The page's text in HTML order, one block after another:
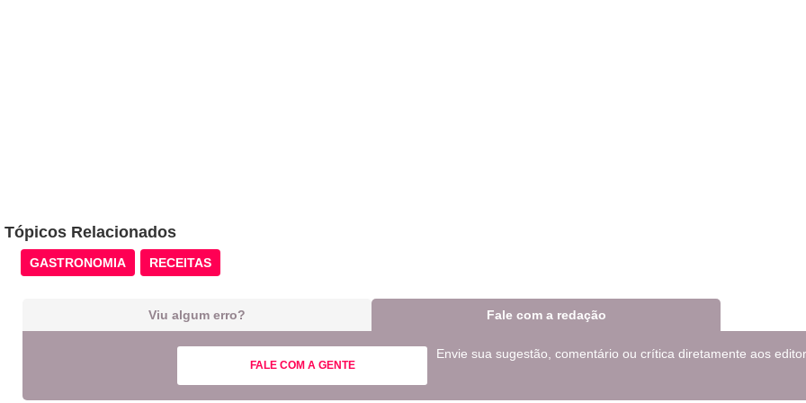
Tópicos Relacionados
GASTRONOMIA RECEITAS
Viu algum erro? Fale com a redação
FALE COM A GENTE
Envie sua sugestão, comentário ou crítica diretamente aos